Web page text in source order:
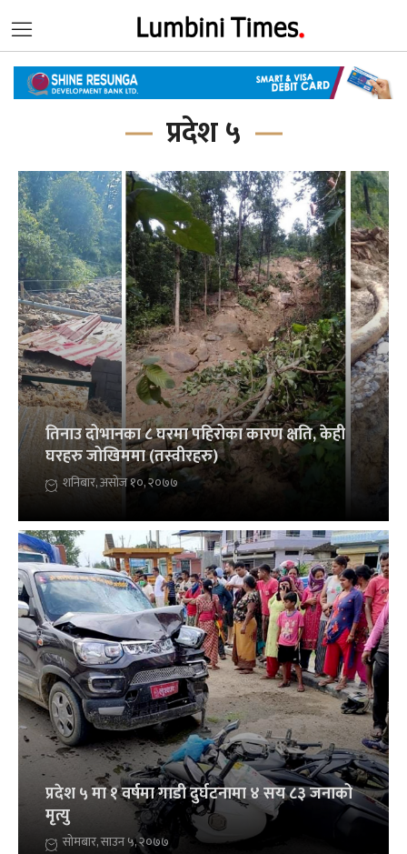
प्रदेश ५
तिनाउ दोभानका ८ घरमा पहिरोका कारण क्षति, केही
घरहरु जोखिममा (तस्वीरहरु)
शनिबार, असोज १०, २०७७
प्रदेश ५ मा १ वर्षमा गाडी दुर्घटनामा ४ सय ८३ जनाको
मृत्यु
सोमबार, साउन ५, २०७७